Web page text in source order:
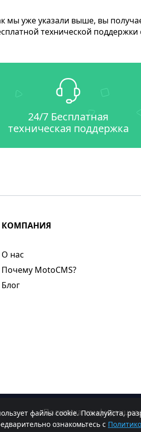
мы уже указали выше, вы
технической поддержки
24/7 Бесплатная
техническая поддержка
файлы cookie. Пожалуйста,
ознакомьтесь с
КОМПАНИЯ
О нас​
Почему MotoCMS?
Блог
Политика